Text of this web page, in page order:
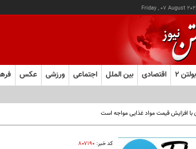
Friday , 07 August
بولتن ۲ اقتصادی بین الملل اجتماعی ورزشی عکس
کد خبر: ۸۰۷۱۹۰